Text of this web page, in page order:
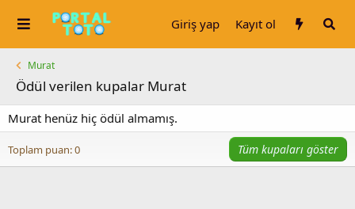
Giriş yap Kayıt ol
Murat
Ödül verilen kupalar Murat
Murat henüz hiç ödül almamış.
Toplam puan: 0 Tüm kupaları göster